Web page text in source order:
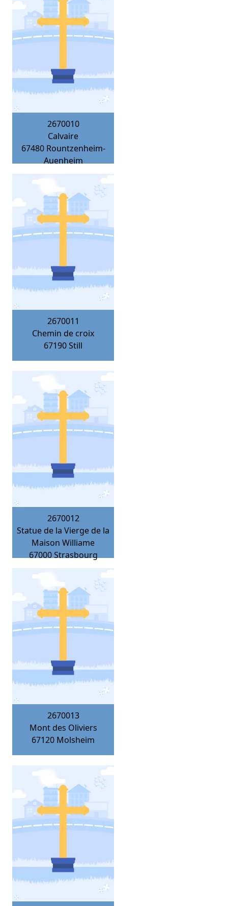
2670010
Calvaire
67480 Rountzenheim-
Auenheim
2670011
Chemin de croix
67190Still
2670012
Statue de la Vierge de la
Maison Williame
67000 Strasbourg
2670013
Mont des Oliviers
67120 Molsheim